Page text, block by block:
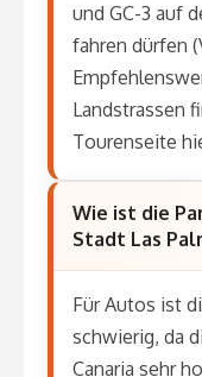
und GC-3 auf
fahren dürfen
Landstrassen
Tourenseite
Wie ist die
Stadt Las
Für Autos ist
schwierig, da
Canaria sehr